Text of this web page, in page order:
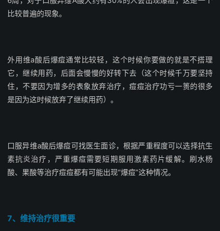
比较普遍的现象。
外用维a酸后爆痘通常比较轻，这个时候你要做的就是不搭理
它，继续用药，后面会慢慢的好转下去（这个时候千万要坚持
住，不要因为增多的表象放弃治疗，痘痘治疗功亏一篑的很多
是因为这时候放弃了继续用药）。
口服异维a酸后爆痘可找医生面诊，根据严重程度可以选择抗生
素抗炎治疗，严重爆痘需要短期服用激素药片缓解。刷水杨
酸、果酸等治疗痘痘都有可能出现“爆痘”这种情况。
7、维持治疗很重要